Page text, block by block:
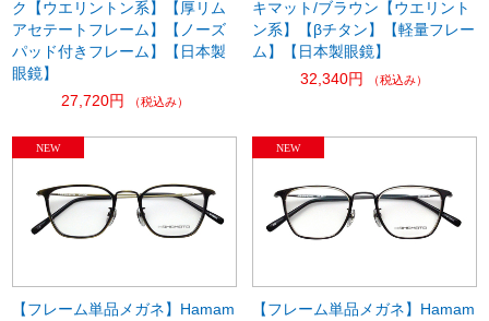
ク【ウエリントン系】【厚リム
アセテートフレーム】【ノーズ
パッド付きフレーム】【日本製
眼鏡】
27,720円
（税込み）
キマット/ブラウン【ウエリント
ン系】【βチタン】【軽量フレー
ム】【日本製眼鏡】
32,340円
（税込み）
【フレーム単品メガネ】Hamam
【フレーム単品メガネ】Hamam